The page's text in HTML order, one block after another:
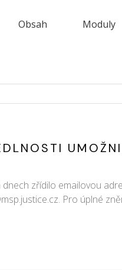
Obsah Moduly
zřídilo emailovou
Pro úplné